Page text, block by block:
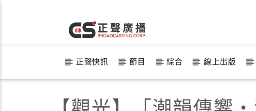
正聲快訊 節目 綜合 線上出版